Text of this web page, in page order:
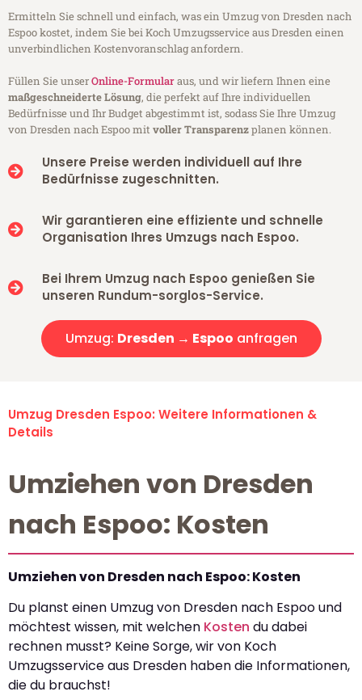
Ermitteln Sie schnell und einfach, was ein Umzug von Dresden nach
Espoo kostet, indem Sie bei Koch Umzugsservice aus Dresden einen
unverbindlichen Kostenvoranschlag anfordern.
Füllen Sie unserOnline-Formularaus, und wir liefern Ihnen eine
maßgeschneiderte Lösung, die perfekt auf Ihre individuellen
Bedürfnisse und Ihr Budget abgestimmt ist, sodass Sie Ihre Umzug
von Dresden nach Espoo mitvoller Transparenzplanen können.
Unsere Preise werden individuell auf Ihre
Bedürfnisse zugeschnitten.
Wir garantieren eine effiziente und schnelle
Organisation Ihres Umzugs nach Espoo.
Bei Ihrem Umzug nach Espoo genießen Sie
unseren Rundum-sorglos-Service.
Umzug: Dresden → Espoo anfragen
Umzug Dresden Espoo: Weitere Informationen &
Details
Umziehen von Dresden
nach Espoo: Kosten
Umziehen von Dresden nach Espoo: Kosten
Du planst einen Umzug von Dresden nach Espoo und
möchtest wissen, mit welchen Kosten du dabei
rechnen musst? Keine Sorge, wir von Koch
Umzugsservice aus Dresden haben die Informationen,
die du brauchst!